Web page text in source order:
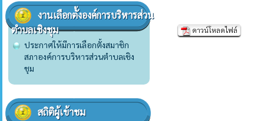
งานเลือกตั้งองค์การบริหารส่วน
ตำบลเชิงชุม
ประกาศให้มีการเลือกตั้งสมาชิก
สภาองค์การบริหารส่วนตำบลเชิง
ชุม
สถิติผู้เข้าชม
ดาวน์โหลดไฟล์